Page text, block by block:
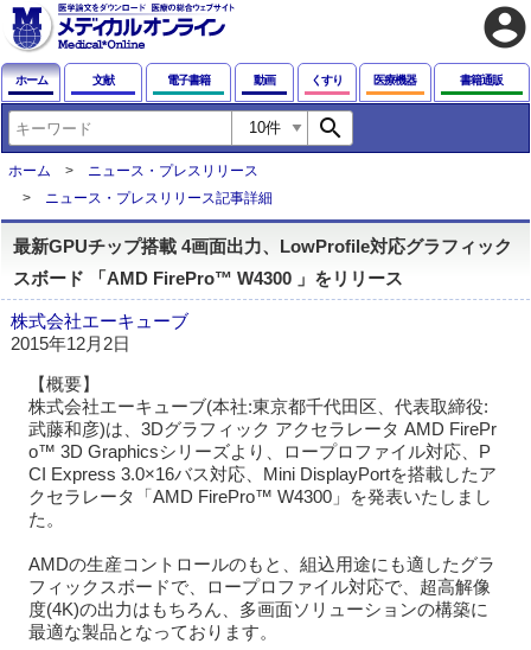
account_circle
ホーム 文献 電子書籍 動画 くすり 医療機器 書籍通販
search
ホーム
ニュース・プレスリリース
ニュース・プレスリリース記事詳細
最新GPUチップ搭載 4画面出力、LowProfile対応グラフィック
スボード 「AMD FirePro™ W4300 」をリリース
株式会社エーキューブ
2015年12月2日
【概要】
株式会社エーキューブ(本社:東京都千代田区、代表取締役:
武藤和彦)は、3Dグラフィック アクセラレータ AMD FirePr
o™ 3D Graphicsシリーズより、ロープロファイル対応、P
CI Express 3.0×16バス対応、Mini DisplayPortを搭載したア
クセラレータ「AMD FirePro™ W4300」を発表いたしまし
た。
AMDの生産コントロールのもと、組込用途にも適したグラ
フィックスボードで、ロープロファイル対応で、超高解像
度(4K)の出力はもちろん、多画面ソリューションの構築に
最適な製品となっております。